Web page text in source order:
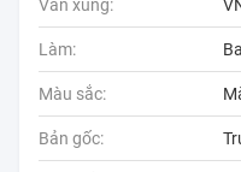
Van xung:
Làm:
Màu sắc:
Bản gốc: